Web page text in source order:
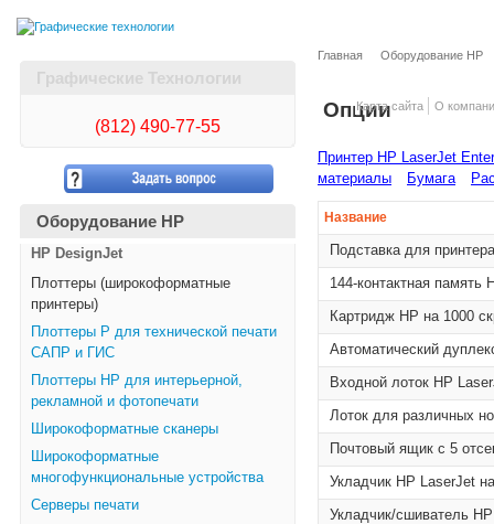
Карта сайта О
Графические Технологии
(812) 490-77-55
Оборудование HP
HP DesignJet
Плоттеры (широкоформатные
принтеры)
Плоттеры Р для технической печати
САПР и ГИС
Плоттеры НР для интерьерной,
рекламной и фотопечати
Широкоформатные сканеры
Широкоформатные
многофункциональные устройства
Серверы печати
Главная Оборудование HP
Опции
Принтер HP LaserJet
материалы
Бумага
Название
Подставка для
144-контактная
Картридж HP на 1000
Автоматический
Входной лоток HP
Лоток для различных
Почтовый ящик с 5
Укладчик HP LaserJet
Укладчик/сшиватель